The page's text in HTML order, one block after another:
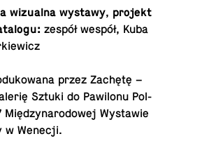
wiz­ualna wystawy, projekt
zespół wespół, Kuba
przez Zachętę –
Sztuki do Paw­ilonu Pol­
Między­nar­o­dowej Wys­tawie
w Wenecji.